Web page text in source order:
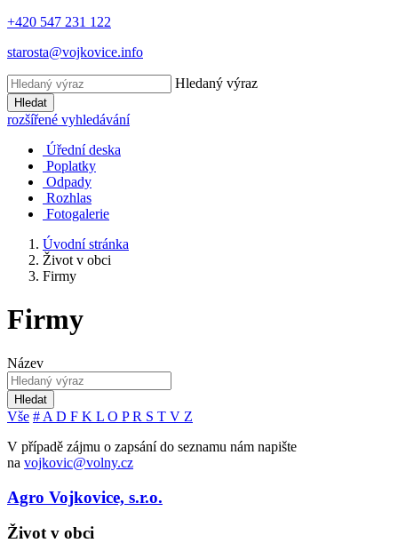
+420 547 231 122
starosta@vojkovice.info
Hledaný výraz
Hledat
rozšířené vyhledávání
Úřední deska
Poplatky
Odpady
Rozhlas
Fotogalerie
Úvodní stránka
Život v obci
Firmy
Firmy
Název
Hledat
Vše # A D F K L O PR S T V Z
V případě zájmu o zapsání do seznamu nám napište
na vojkovic@volny.cz
Agro Vojkovice, s.r.o.
Život v obci